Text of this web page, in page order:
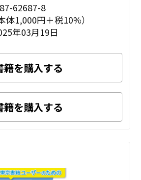
62687-8
体1,000円＋税10%）
年03月19日
籍を購入する
籍を購入する